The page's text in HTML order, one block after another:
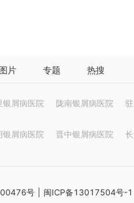
图片 专题 热搜
银屑病医院 陇南银屑病医院
银屑病医院 晋中银屑病医院
号 闽ICP备13017504号-1